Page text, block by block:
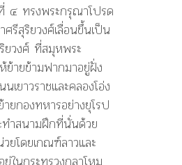
๔ ทรงพระกรุณาโปรด
ศรีสุริยวงศ์เลื่อนขึ้นเป็น
ยวงศ์ ที่สมุหพระ
ย้ายข้ามฟากมาอยู่ฝั่ง
เยาวราชและคลองโอ่ง
ยกองทหารอย่างยุโรป
ทำสนามฝึกที่นั่นด้วย
ยโดยเกณฑ์ลาวและ